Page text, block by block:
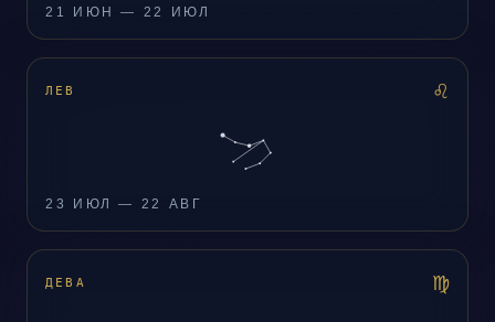
21 ИЮН — 22 ИЮЛ
ЛЕВ ♌
23 ИЮЛ — 22 АВГ
ДЕВА ♍